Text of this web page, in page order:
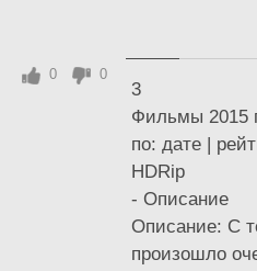
3
Фильмы 2015
по: дате |
HDRip
- Описание
Описание: С
произошло
0 0